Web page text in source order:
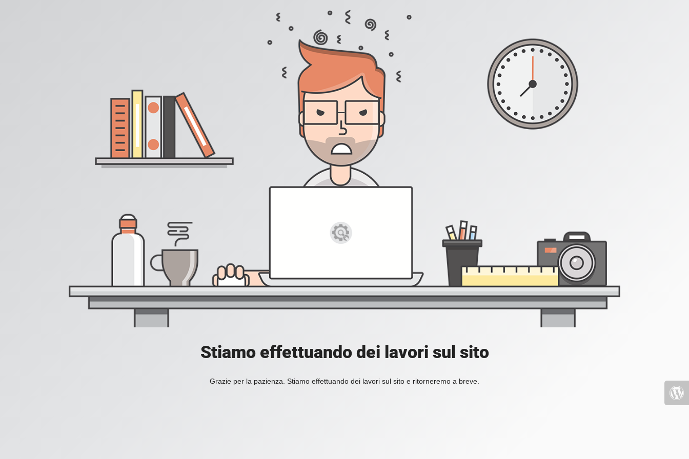
Stiamo effettuando dei lavori sul sito
Grazie per la pazienza. Stiamo effettuando dei lavori sul sito e ritorneremo a breve.